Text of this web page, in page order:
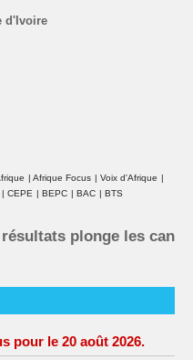
d'Ivoire
| Afrique Focus | Voix d'Afrique |
| CEPE | BEPC | BAC | BTS
résultats plonge les can
pour le 20 août 2026.